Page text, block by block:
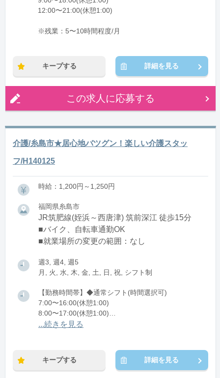
12:00〜21:00(休憩1:00)
※残業：5〜10時間程度/月
キープする 詳細を見る
この求人に応募する
介護/糸島市★居心地バツグン！楽しい介護スタッ
フ/H140125
時給：1,200円～1,250円
福岡県糸島市
JR筑肥線(姪浜～西唐津) 筑前深江 徒歩15分
■バイク、自転車通勤OK
■就業場所の変更の範囲：なし
週3, 週4, 週5
月, 火, 水, 木, 金, 土, 日, 祝, シフト制
【勤務時間帯】◆通常シフト(時間選択可)
7:00〜16:00(休憩1:00)
8:00〜17:00(休憩1:00)
12:00〜21:00(休憩1:00)
...続きを見る
キープする 詳細を見る